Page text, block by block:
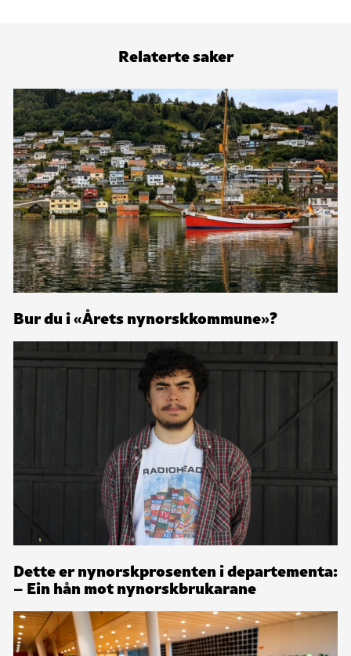
Relaterte saker
Bur du i «Årets nynorskkommune»?
Dette er nynorskprosenten i departementa:
– Ein hån mot nynorskbrukarane